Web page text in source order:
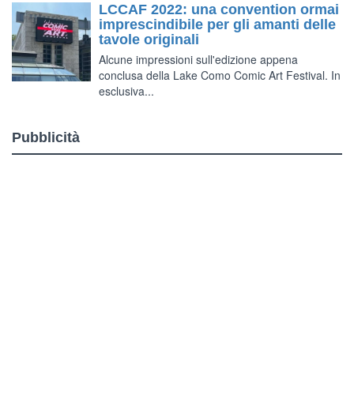
LCCAF 2022: una convention ormai
imprescindibile per gli amanti delle
tavole originali
Alcune impressioni sull'edizione appena
conclusa della Lake Como Comic Art Festival. In
esclusiva...
Pubblicità